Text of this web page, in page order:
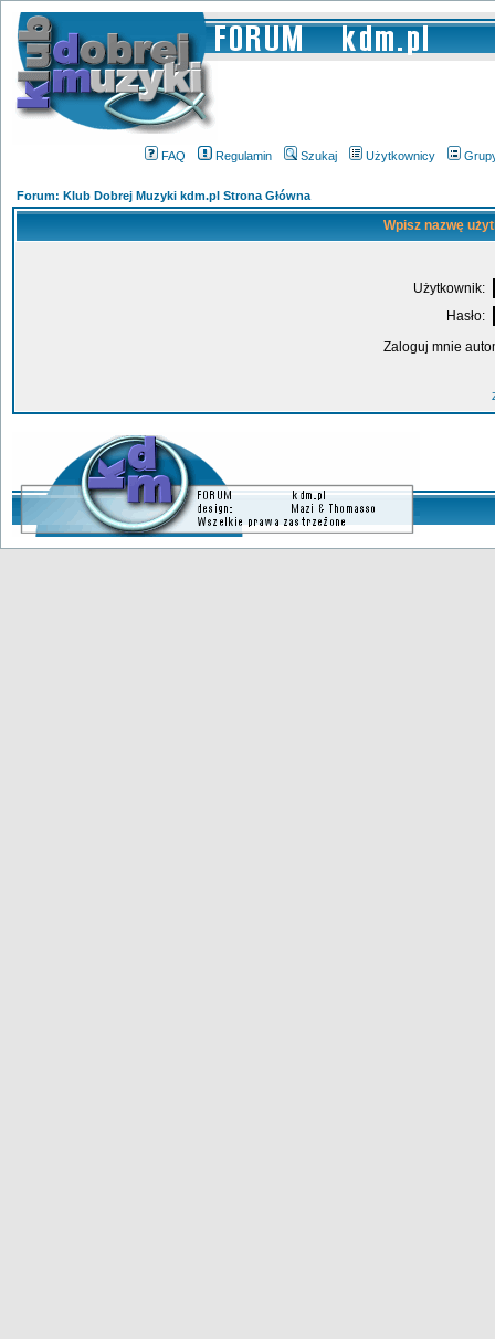
FAQ Regulamin Szukaj Użytkownicy
Forum: Klub Dobrej Muzyki kdm.pl Strona Główna
Wpisz nazwę
Użytkownik:
Hasło:
Zaloguj mnie